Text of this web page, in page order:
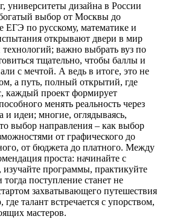
университеты дизайна в России
выбор от Москвы до
ЕГЭ по русскому, математике и
открывают двери в мир
технологий; важно выбрать вуз по
тщательно, чтобы баллы и
с мечтой. А ведь в итоге, это не
а путь, полный открытий, где
каждый проект формирует
менять реальность через
и идеи; многие, оглядываясь,
выбор направления – как выбор
от графического до
от бюджета до платного. Между
проста: начинайте с
изучайте программы, практикуйте
поступление станет не
захватывающего путешествия
талант встречается с упорством,
мастеров.